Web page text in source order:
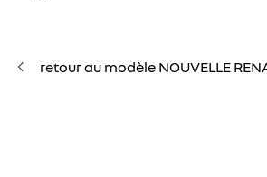
retour au modèle NOUVELLE